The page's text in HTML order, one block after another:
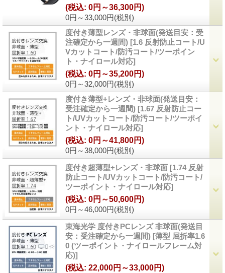
0円～33,000円(税別)
(税込: 0円～36,300円)
度付き薄型レンズ・非球面(発送目安：受
注確定から一週間) [1.6 反射防止コート/U
Vカットコート/防汚コート/ツーポイン
ト・ナイロール対応]
0円～32,000円(税別)
(税込: 0円～35,200円)
度付き薄型+レンズ・非球面(発送目安：
受注確定から一週間) [1.67 反射防止コー
ト/UVカットコート/防汚コート/ツーポイ
ント・ナイロール対応]
0円～38,000円(税別)
(税込: 0円～41,800円)
度付き超薄型+レンズ・非球面 [1.74 反射
防止コート/UVカットコート/防汚コート/
ツーポイント・ナイロール対応]
0円～46,000円(税別)
(税込: 0円～50,600円)
東海光学 度付きPCレンズ 非球面(発送目
安：受注確定から一週間) [薄型 屈折率1.6
0 (ツーポイント・ナイロールフレーム対
応)]
(税込: 22,000円～33,000円)